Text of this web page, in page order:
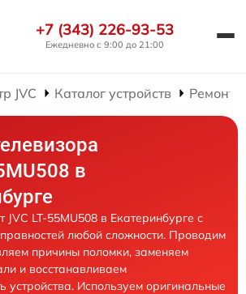
+7 (343) 226-93-53
Ежедневно с 9:00 до 21:00
JVC Каталог устройств Ремонт
в
LT-55MU508 в Екатеринбурге с
любой сложности. Проводим
причины поломки, заменяем
и восстанавливаем
устройства. Используем оригинальные